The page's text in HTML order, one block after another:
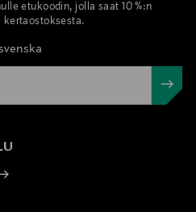
etukoodin, jolla saat 10 %:n
kertaostoksesta.